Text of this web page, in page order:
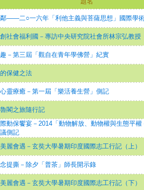
——二○一六年「利他主義與菩薩思想」國際學
社會福利國－專訪中央研究院社會所林宗弘教授
－第三屆「觀自在青年學佛營」紀實
保健之法
靈療癒－第一屆「樂活養生營」側記
閣之旅隨行記
動保饗宴－2014「動物解放、動物權與生態平
側記
麗會遇－玄奘大學暑期印度國際志工行記（上）
提撕－除夕「普茶」師長開示錄
麗會遇－玄奘大學暑期印度國際志工行記（下）